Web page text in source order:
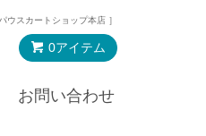
パウスカートショップ本店 ］
0アイテム
お問い合わせ